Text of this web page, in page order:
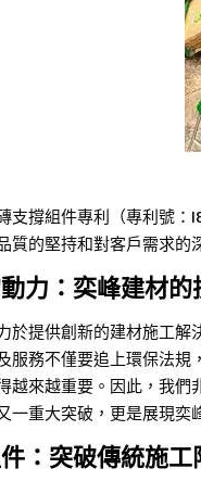
支撐組件專利（專利號
質的堅持和對客戶需求的
力：奕峰建材的
於提供創新的建材施工
服務不僅要追上環保法規
越來越重要。因此，我
一重大突破，更是展現奕
：突破傳統施工